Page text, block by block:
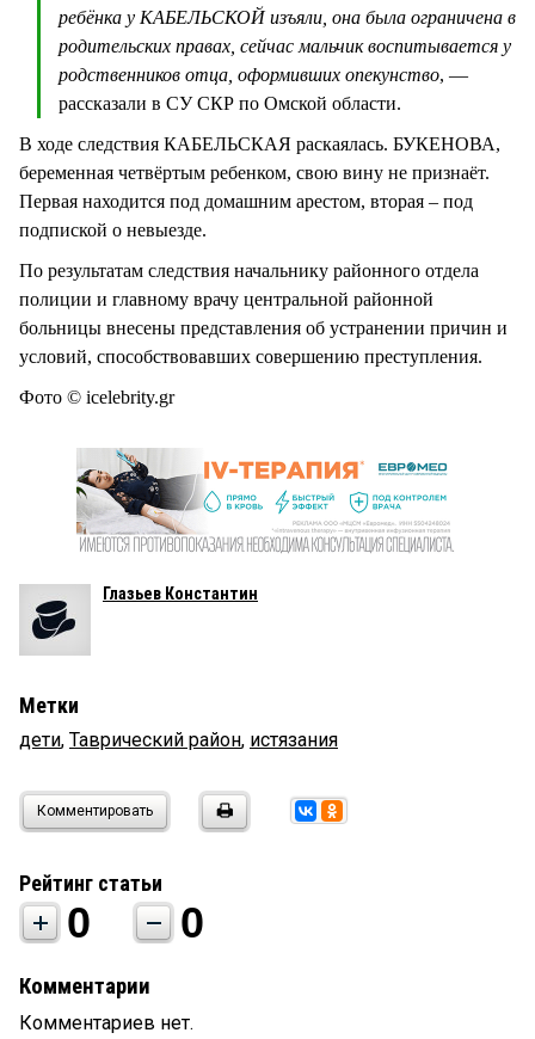
ребёнка у КАБЕЛЬСКОЙ изъяли, она была ограничена в
родительских правах, сейчас мальчик воспитывается у
родственников отца, оформивших опекунство, —
рассказали в СУ СКР по Омской области.
В ходе следствия КАБЕЛЬСКАЯ раскаялась. БУКЕНОВА,
беременная четвёртым ребенком, свою вину не признаёт.
Первая находится под домашним арестом, вторая – под
подпиской о невыезде.
По результатам следствия начальнику районного отдела
полиции и главному врачу центральной районной
больницы внесены представления об устранении причин и
условий, способствовавших совершению преступления.
Фото © icelebrity.gr
Глазьев Константин
Метки
дети, Таврический район, истязания
Комментировать
Рейтинг статьи
0 0
Комментарии
Комментариев нет.